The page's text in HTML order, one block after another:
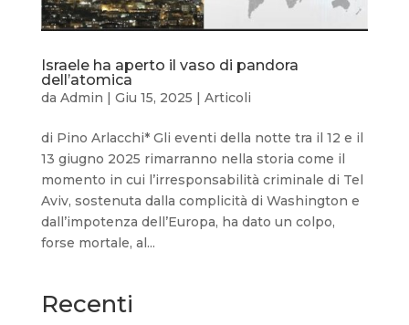
Israele ha aperto il vaso di pandora
dell’atomica
da Admin | Giu 15, 2025 | Articoli
di Pino Arlacchi* Gli eventi della notte tra il 12 e il
13 giugno 2025 rimarranno nella storia come il
momento in cui l’irresponsabilità criminale di Tel
Aviv, sostenuta dalla complicità di Washington e
dall’impotenza dell’Europa, ha dato un colpo,
forse mortale, al...
Recenti